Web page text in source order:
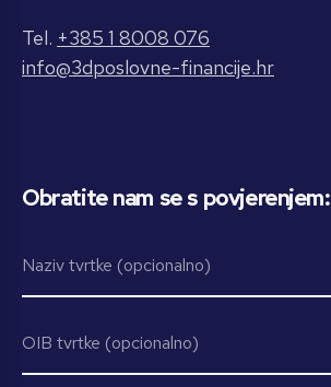
Tel. +385 1 8008 076
info@3dposlovne-financije.hr
Obratite nam se s povjerenjem: